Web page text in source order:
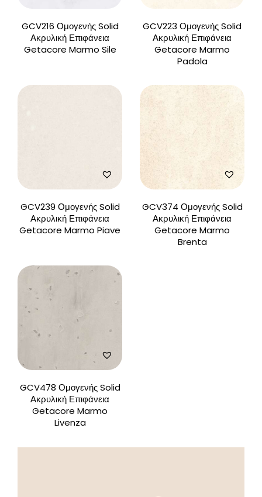
GCV216 Ομογενής Solid
Ακρυλική Επιφάνεια
Getacore Marmo Sile
GCV223 Ομογενής Solid
Ακρυλική Επιφάνεια
Getacore Marmo
Padola
GCV239 Ομογενής Solid
Ακρυλική Επιφάνεια
Getacore Marmo Piave
GCV374 Ομογενής Solid
Ακρυλική Επιφάνεια
Getacore Marmo
Brenta
GCV478 Ομογενής Solid
Ακρυλική Επιφάνεια
Getacore Marmo
Livenza